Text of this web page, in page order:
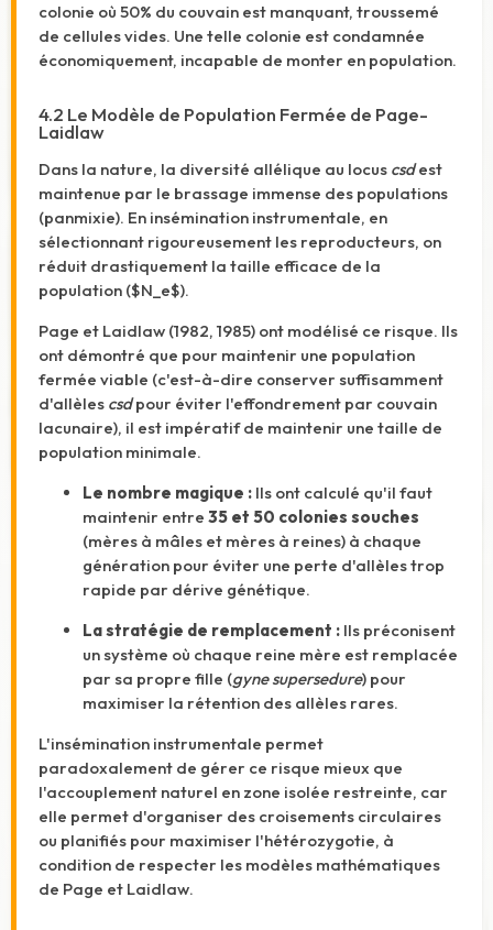
colonie où 50% du couvain est manquant, troussemé
de cellules vides. Une telle colonie est condamnée
économiquement, incapable de monter en population.
4.2 Le Modèle de Population Fermée de Page-
Laidlaw
Dans la nature, la diversité allélique au locus csdest
maintenue par le brassage immense des populations
(panmixie). En insémination instrumentale, en
sélectionnant rigoureusement les reproducteurs, on
réduit drastiquement la taille efficace de la
population ($N_e$).
Page et Laidlaw (1982, 1985) ont modélisé ce risque. Ils
ont démontré que pour maintenir une population
fermée viable (c'est-à-dire conserver suffisamment
d'allèles csdpour éviter l'effondrement par couvain
lacunaire), il est impératif de maintenir une taille de
population minimale.
Le nombre magique : Ils ont calculé qu'il faut
maintenir entre 35 et 50 colonies souches
(mères à mâles et mères à reines) à chaque
génération pour éviter une perte d'allèles trop
rapide par dérive génétique.
La stratégie de remplacement : Ils préconisent
un système où chaque reine mère est remplacée
par sa propre fille (gyne supersedure) pour
maximiser la rétention des allèles rares.
L'insémination instrumentale permet
paradoxalement de gérer ce risque mieux que
l'accouplement naturel en zone isolée restreinte, car
elle permet d'organiser des croisements circulaires
ou planifiés pour maximiser l'hétérozygotie, à
condition de respecter les modèles mathématiques
de Page et Laidlaw.